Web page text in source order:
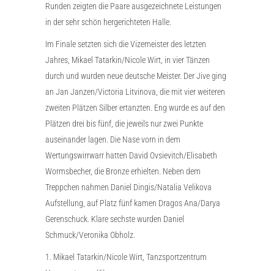
Runden zeigten die Paare ausgezeichnete Leistungen
in der sehr schön hergerichteten Halle.
Im Finale setzten sich die Vizemeister des letzten
Jahres, Mikael Tatarkin/Nicole Wirt, in vier Tänzen
durch und wurden neue deutsche Meister. Der Jive ging
an Jan Janzen/Victoria Litvinova, die mit vier weiteren
zweiten Plätzen Silber ertanzten. Eng wurde es auf den
Plätzen drei bis fünf, die jeweils nur zwei Punkte
auseinander lagen. Die Nase vorn in dem
Wertungswirrwarr hatten David Ovsievitch/Elisabeth
Wormsbecher, die Bronze erhielten. Neben dem
Treppchen nahmen Daniel Dingis/Natalia Velikova
Aufstellung, auf Platz fünf kamen Dragos Ana/Darya
Gerenschuck. Klare sechste wurden Daniel
Schmuck/Veronika Obholz.
1. Mikael Tatarkin/Nicole Wirt, Tanzsportzentrum